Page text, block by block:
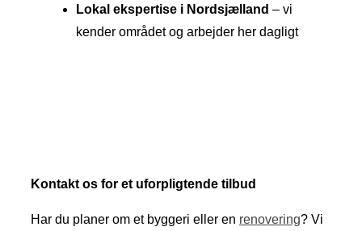
Lokal ekspertise i Nordsjælland – vi
kender området og arbejder her dagligt
Kontakt os for et uforpligtende tilbud
Har du planer om et byggeri eller en renovering? Vi